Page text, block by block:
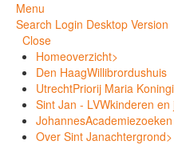
Menu
Search Login Desktop Version
Close
Homeoverzicht>
Den HaagWillibrordushuis
UtrechtPriorij Maria
Sint Jan - LVWkinderen en
JohannesAcademie
Over Sint Janachtergrond>